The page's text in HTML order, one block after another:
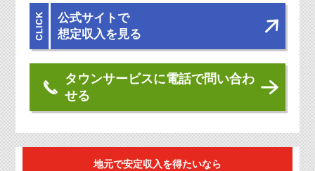
公式サイトで
想定収入を見る
タウンサービスに電話で問い合わ
せる
地元で安定収入を得たいなら